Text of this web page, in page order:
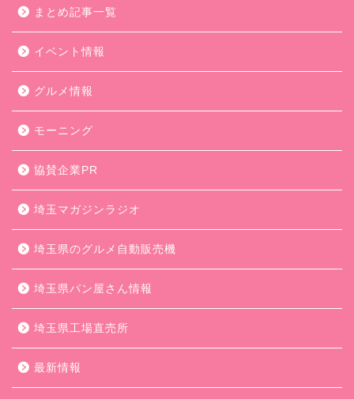
まとめ記事一覧
イベント情報
グルメ情報
モーニング
協賛企業PR
埼玉マガジンラジオ
埼玉県のグルメ自動販売機
埼玉県パン屋さん情報
埼玉県工場直売所
最新情報